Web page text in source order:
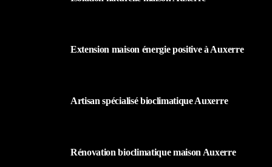
Extension maison énergie positive à Auxerre
Artisan spécialisé bioclimatique Auxerre
Rénovation bioclimatique maison Auxerre